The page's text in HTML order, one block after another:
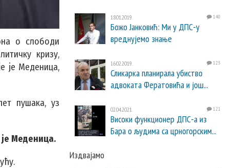
о слободи
кризу,
је Меденица,
пушака, уз
Меденица.
18.01.2019. 140
Божо Јанковић: Ми у ДПС-у
вреднујемо знање
16.02.2019. 123
Сликарка планирала убиство
адвоката Фератовића и још...
02.04.2021. 121
Високи функционер ДПС-а из
Бара о људима са црногорским...
Издвајамо